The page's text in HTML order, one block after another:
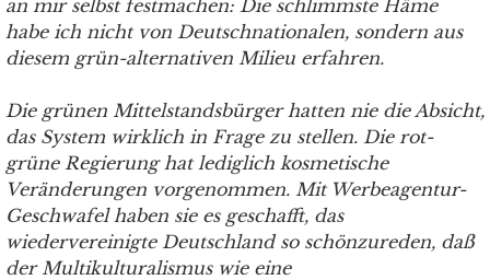
an mir selbst festmachen: Die schlimmste Häme
habe ich nicht von Deutschnationalen, sondern aus
diesem grün-alternativen Milieu erfahren.
Die grünen Mittelstandsbürger hatten nie die Absicht,
das System wirklich in Frage zu stellen. Die rot-
grüne Regierung hat lediglich kosmetische
Veränderungen vorgenommen. Mit Werbeagentur-
Geschwafel haben sie es geschafft, das
wiedervereinigte Deutschland so schönzureden, daß
der Multikulturalismus wie eine